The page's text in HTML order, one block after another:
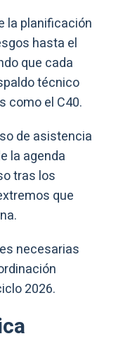
la planificación
hasta el
que cada
técnico
como el C40.
de asistencia
la agenda
tras los
que
necesarias
2026.